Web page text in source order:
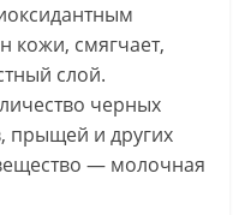
кожи, смягчает,
слой.
черных
прыщей и других
— молочная